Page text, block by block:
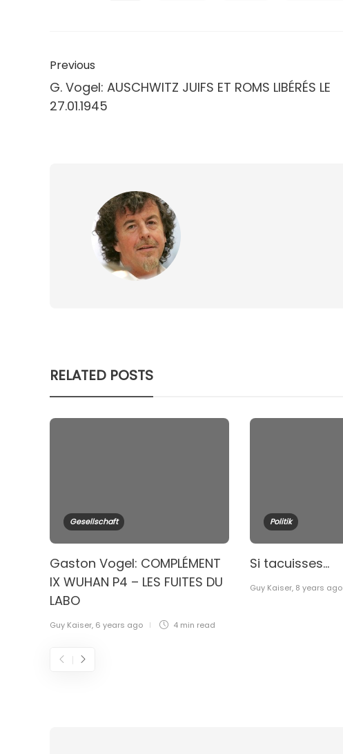
Previous
G. Vogel: AUSCHWITZ JUIFS ET ROMS LIBÉRÉS LE
27.01.1945
RELATED POSTS
Gesellschaft
Gaston Vogel: COMPLÉMENT
IX WUHAN P4 – LES FUITES DU
LABO
Guy Kaiser, 6 years ago 4 min read
Politik
Si tacuisses…
Guy Kaiser, 8 years ago